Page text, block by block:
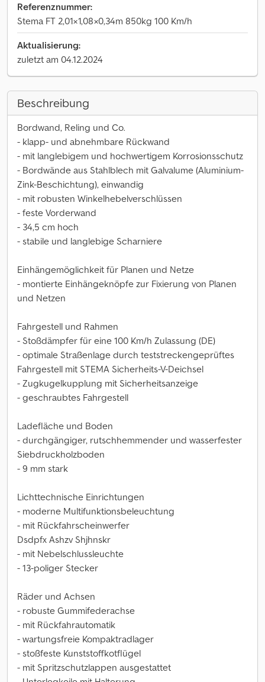
Referenznummer:
Stema FT 2,01×1,08×0,34m 850kg 100 Km/h
Aktualisierung:
zuletzt am 04.12.2024
Beschreibung
Bordwand, Reling und Co.
- klapp- und abnehmbare Rückwand
- mit langlebigem und hochwertigem Korrosionsschutz
- Bordwände aus Stahlblech mit Galvalume (Aluminium-
Zink-Beschichtung), einwandig
- mit robusten Winkelhebelverschlüssen
- feste Vorderwand
- 34,5 cm hoch
- stabile und langlebige Scharniere
Einhängemöglichkeit für Planen und Netze
- montierte Einhängeknöpfe zur Fixierung von Planen
und Netzen
Fahrgestell und Rahmen
- Stoßdämpfer für eine 100 Km/h Zulassung (DE)
- optimale Straßenlage durch teststreckengeprüftes
Fahrgestell mit STEMA Sicherheits-V-Deichsel
- Zugkugelkupplung mit Sicherheitsanzeige
- geschraubtes Fahrgestell
Ladefläche und Boden
- durchgängiger, rutschhemmender und wasserfester
Siebdruckholzboden
- 9 mm stark
Lichttechnische Einrichtungen
- moderne Multifunktionsbeleuchtung
- mit Rückfahrscheinwerfer
Dsdpfx Ashzv Shjhnskr
- mit Nebelschlussleuchte
- 13-poliger Stecker
Räder und Achsen
- robuste Gummifederachse
- mit Rückfahrautomatik
- wartungsfreie Kompaktradlager
- stoßfeste Kunststoffkotflügel
- mit Spritzschutzlappen ausgestattet